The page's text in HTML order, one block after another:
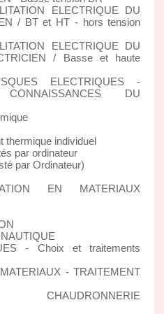
ELECTRIQUE DU
/ BT et HT - hors tension
ELECTRIQUE DU
/ Basse et haute
ELECTRIQUES -
DU
thermique individuel
par ordinateur
par Ordinateur)
EN MATERIAUX
- Choix et traitements
- TRAITEMENT
CHAUDRONNERIE